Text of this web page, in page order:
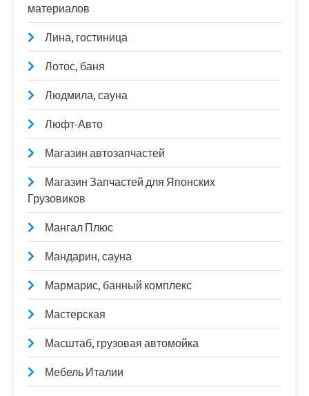
материалов
Лина, гостиница
Лотос, баня
Людмила, сауна
Люфт-Авто
Магазин автозапчастей
Магазин Запчастей для Японских
Грузовиков
Мангал Плюс
Мандарин, сауна
Мармарис, банный комплекс
Мастерская
Масштаб, грузовая автомойка
Мебель Италии